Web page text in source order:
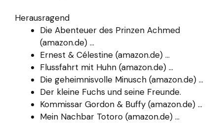
Herausragend
Die Abenteuer des Prinzen Achmed
(amazon.de) ...
Ernest & Célestine (amazon.de) ...
Flussfahrt mit Huhn (amazon.de) ...
Die geheimnisvolle Minusch (amazon.de) ...
Der kleine Fuchs und seine Freunde.
Kommissar Gordon & Buffy (amazon.de) ...
Mein Nachbar Totoro (amazon.de) ...